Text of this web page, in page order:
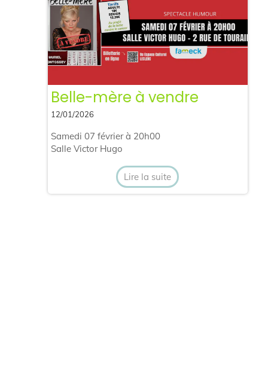
Belle-mère à vendre
12/01/2026
Samedi 07 février à 20h00
Salle Victor Hugo
Lire la suite